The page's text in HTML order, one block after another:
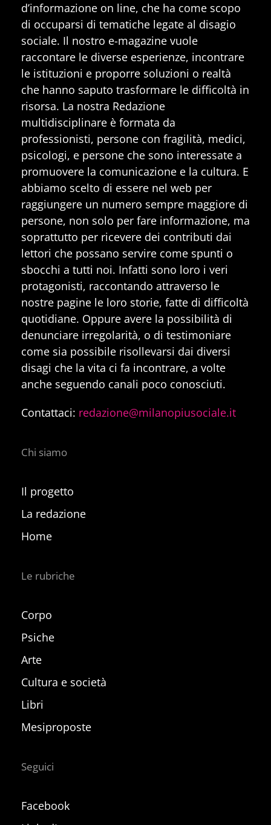
d’informazione on line, che ha come scopo
di occuparsi di tematiche legate al disagio
sociale. Il nostro e-magazine vuole
raccontare le diverse esperienze, incontrare
le istituzioni e proporre soluzioni o realtà
che hanno saputo trasformare le difficoltà in
risorsa. La nostra Redazione
multidisciplinare è formata da
professionisti, persone con fragilità, medici,
psicologi, e persone che sono interessate a
promuovere la comunicazione e la cultura. E
abbiamo scelto di essere nel web per
raggiungere un numero sempre maggiore di
persone, non solo per fare informazione, ma
soprattutto per ricevere dei contributi dai
lettori che possano servire come spunti o
sbocchi a tutti noi. Infatti sono loro i veri
protagonisti, raccontando attraverso le
nostre pagine le loro storie, fatte di difficoltà
quotidiane. Oppure avere la possibilità di
denunciare irregolarità, o di testimoniare
come sia possibile risollevarsi dai diversi
disagi che la vita ci fa incontrare, a volte
anche seguendo canali poco conosciuti.
Contattaci: redazione@milanopiusociale.it
Chi siamo
Il progetto
La redazione
Home
Le rubriche
Corpo
Psiche
Arte
Cultura e società
Libri
Mesiproposte
Seguici
Facebook